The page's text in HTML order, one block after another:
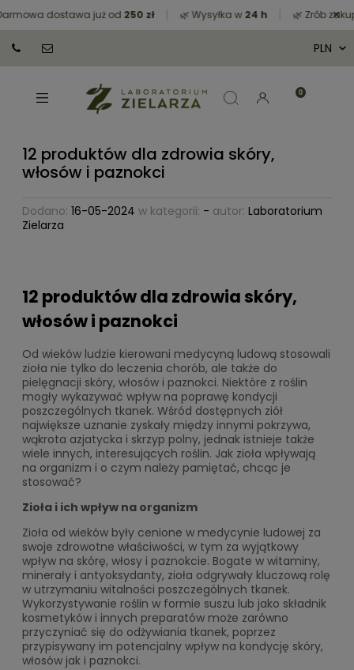
dostawa już od250 zł 🌿 Wysyłka w24 h 🌿 Zrób zakupy
×
12 produktów dla zdrowia skóry,
włosów i paznokci
Dodano: 16-05-2024 w kategorii: - autor: Laboratorium
Zielarza
12 produktów dla zdrowia skóry,
włosów i paznokci
Od wieków ludzie kierowani medycyną ludową stosowali
zioła nie tylko do leczenia chorób, ale także do
pielęgnacji skóry, włosów i paznokci. Niektóre z roślin
mogły wykazywać wpływ na poprawę kondycji
poszczególnych tkanek. Wśród dostępnych ziół
największe uznanie zyskały między innymi pokrzywa,
wąkrota azjatycka i skrzyp polny, jednak istnieje także
wiele innych, interesujących roślin. Jak zioła wpływają
na organizm i o czym należy pamiętać, chcąc je
stosować?
Zioła i ich wpływ na organizm
Zioła od wieków były cenione w medycynie ludowej za
swoje zdrowotne właściwości, w tym za wyjątkowy
wpływ na skórę, włosy i paznokcie. Bogate w witaminy,
minerały i antyoksydanty, zioła odgrywały kluczową rolę
w utrzymaniu witalności poszczególnych tkanek.
Wykorzystywanie roślin w formie suszu lub jako składnik
kosmetyków i innych preparatów może zarówno
przyczyniać się do odżywiania tkanek, poprzez
przypisywany im potencjalny wpływ na kondycję skóry,
włosów jak i paznokci.